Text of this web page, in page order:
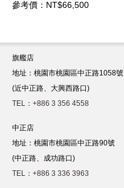
參考價：NT$40,500
旗艦店
地址：桃園市桃園區中正路1058號
(近中正路、大興西路口)
TEL：+886 3 356 4558
中正店
地址：桃園市桃園區中正路90號
(中正路、成功路口)
TEL：+886 3 336 3963